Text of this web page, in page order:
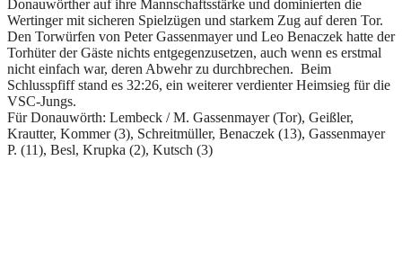
Donauwörther auf ihre Mannschaftsstärke und dominierten die
Wertinger mit sicheren Spielzügen und starkem Zug auf deren Tor.
Den Torwürfen von Peter Gassenmayer und Leo Benaczek hatte der
Torhüter der Gäste nichts entgegenzusetzen, auch wenn es erstmal
nicht einfach war, deren Abwehr zu durchbrechen. Beim
Schlusspfiff stand es 32:26, ein weiterer verdienter Heimsieg für die
VSC-Jungs.
Für Donauwörth: Lembeck / M. Gassenmayer (Tor), Geißler,
Krautter, Kommer (3), Schreitmüller, Benaczek (13), Gassenmayer
P. (11), Besl, Krupka (2), Kutsch (3)